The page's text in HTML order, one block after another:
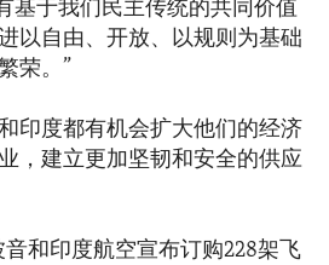
基于我们民主传统的共同价值
以自由、开放、以规则为基础
荣。”
印度都有机会扩大他们的经济
，建立更加坚韧和安全的供应
和印度航空宣布订购228架飞